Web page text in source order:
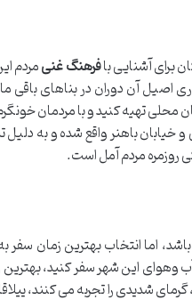
برای آشنایی بافرهنگ غنیمردم
اصیل آن دوران در بناهای باقی
تهیه کنید و با مردمان
خیابان باهنر واقع شده و به دلیل
روزمره مردم آمل است.
اما انتخاب بهترین زمان سفر
این شهر سفر کنید، بهترین
شدیدی را تجربه می کنند،